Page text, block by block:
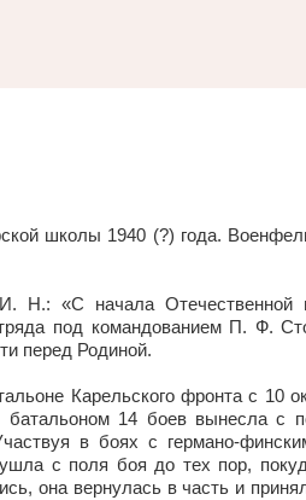
школы 1940 (?) года.
И. Н.: «С начала Отечественной
под командованием П. Ф.
перед Родиной.
Карельского фронта с 10
батальоном 14 боев вынесла с
в боях с германо-
с поля боя до тех пор,
она вернулась в часть и